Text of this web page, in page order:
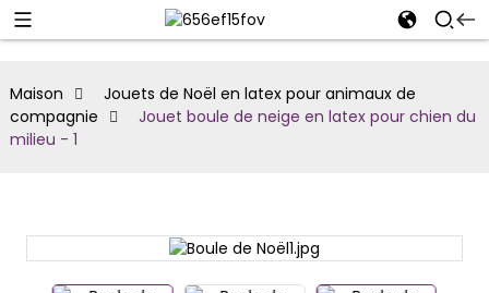
Maison
Jouets de Noël en latex pour animaux de
compagnie
Jouet boule de neige en latex pour chien du
milieu - 1